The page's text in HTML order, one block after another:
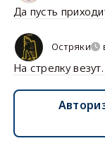
Да пусть
Остряки
На стрелку везут.